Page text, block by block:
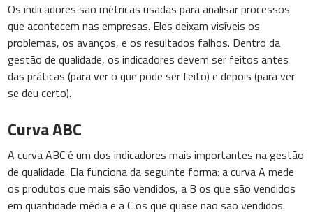
Os indicadores são métricas usadas para analisar processos
que acontecem nas empresas. Eles deixam visíveis os
problemas, os avanços, e os resultados falhos. Dentro da
gestão de qualidade, os indicadores devem ser feitos antes
das práticas (para ver o que pode ser feito) e depois (para ver
se deu certo).
Curva ABC
A curva ABC é um dos indicadores mais importantes na gestão
de qualidade. Ela funciona da seguinte forma: a curva A mede
os produtos que mais são vendidos, a B os que são vendidos
em quantidade média e a C os que quase não são vendidos.